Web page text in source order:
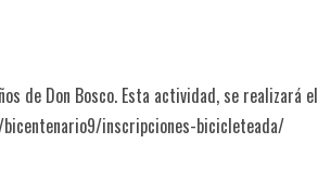
de Don Bosco. Esta actividad, se realizará el
inscripciones-bicicleteada/